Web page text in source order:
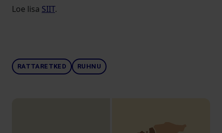
Loe lisa SIIT.
RATTARETKED RUHNU